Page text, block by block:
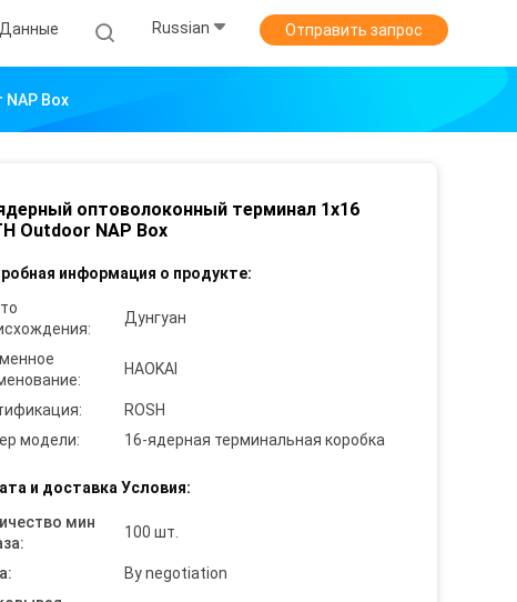
Russian Отправить запрос
Box
оптоволоконный терминал 1x16
Outdoor NAP Box
информация о продукте:
Дунгуан
HAOKAI
ROSH
модели:
16-ядерная терминальная коробка
и доставка Условия:
мин
100 шт.
By negotiation